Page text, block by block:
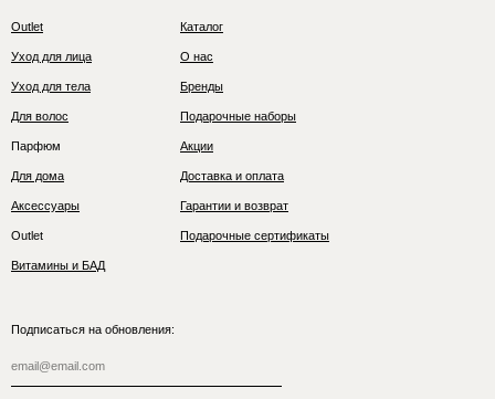
Outlet
Уход для лица
Уход для тела
Для волос
Парфюм
Для дома
Аксессуары
Outlet
Витамины и БАД
Каталог
О нас
Бренды
Подарочные наборы
Акции
Доставка и оплата
Гарантии и возврат
Подарочные сертификаты
Подписаться на обновления: